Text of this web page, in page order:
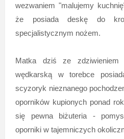
wezwaniem "malujemy
że posiada deskę do
specjalistycznym nożem.
Matka dziś ze zdziwieniem
wędkarską w torebce
scyzoryk nieznanego
oporników kupionych ponad
się pewna biżuteria -
oporniki w tajemniczych